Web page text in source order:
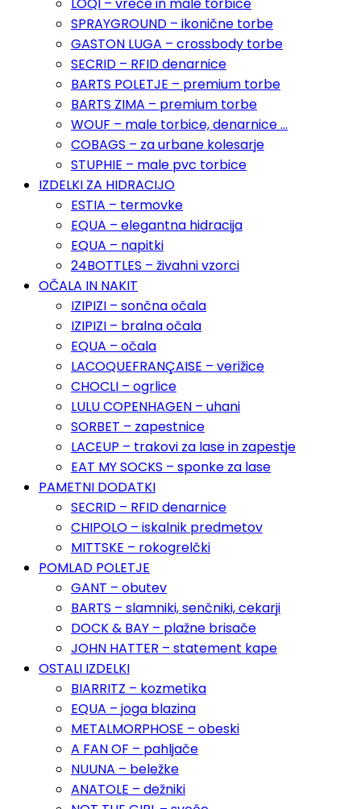
LOQI – vreče in male torbice
SPRAYGROUND – ikonične torbe
GASTON LUGA – crossbody torbe
SECRID – RFID denarnice
BARTS POLETJE – premium torbe
BARTS ZIMA – premium torbe
WOUF – male torbice, denarnice …
COBAGS – za urbane kolesarje
STUPHIE – male pvc torbice
IZDELKI ZA HIDRACIJO
ESTIA – termovke
EQUA – elegantna hidracija
EQUA – napitki
24BOTTLES – živahni vzorci
OČALA IN NAKIT
IZIPIZI – sončna očala
IZIPIZI – bralna očala
EQUA – očala
LACOQUEFRANÇAISE – verižice
CHOCLI – ogrlice
LULU COPENHAGEN – uhani
SORBET – zapestnice
LACEUP – trakovi za lase in zapestje
EAT MY SOCKS – sponke za lase
PAMETNI DODATKI
SECRID – RFID denarnice
CHIPOLO – iskalnik predmetov
MITTSKE – rokogrelčki
POMLAD POLETJE
GANT – obutev
BARTS – slamniki, senčniki, cekarji
DOCK & BAY – plažne brisače
JOHN HATTER – statement kape
OSTALI IZDELKI
BIARRITZ – kozmetika
EQUA – joga blazina
METALMORPHOSE – obeski
A FAN OF – pahljače
NUUNA – beležke
ANATOLE – dežniki